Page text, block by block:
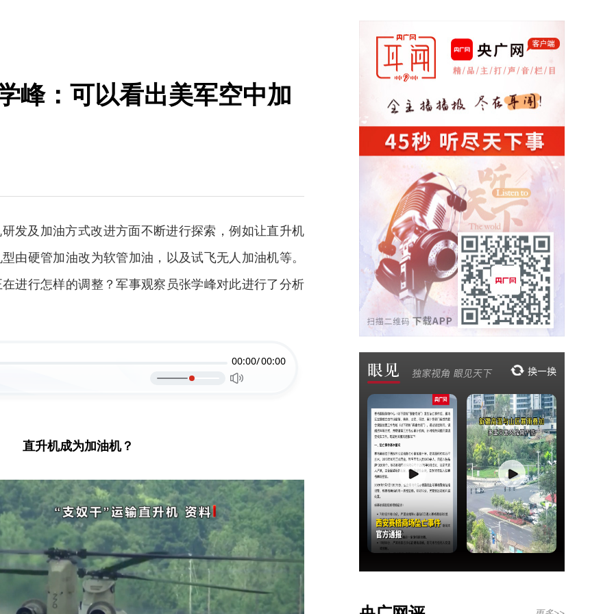
峰：可以看出美军空中加
发及加油方式改进方面不断进行探索，例如让直升机
由硬管加油改为软管加油，以及试飞无人加油机等。
进行怎样的调整？军事观察员张学峰对此进行了分析
00:00/00:00
直升机成为加油机？